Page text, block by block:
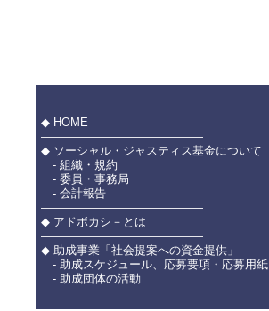
◆ HOME
――――――――――――――
◆ ソーシャル・ジャスティス基金について
- 組織・規約
- 委員・事務局
- 会計報告
――――――――――――――
◆ アドボカシ－とは
――――――――――――――
◆ 助成事業「社会提案への資金提供」
- 助成スケジュール、応募要項・応募用紙
- 助成団体の活動